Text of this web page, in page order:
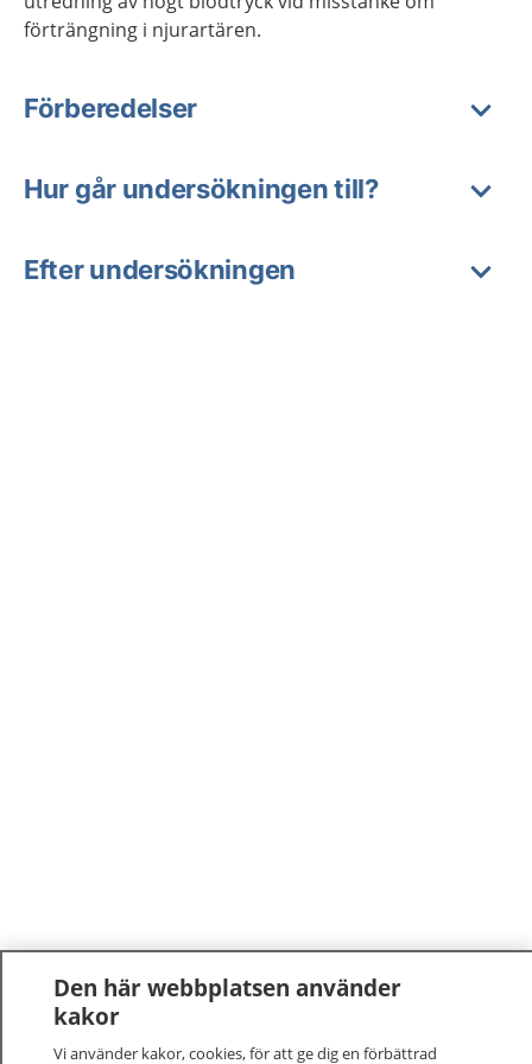
förträngning i njurartären.
Förberedelser
Hur går undersökningen till?
Efter undersökningen
Den här webbplatsen använder
kakor
Vi använder kakor, cookies, för att ge dig en förbättrad